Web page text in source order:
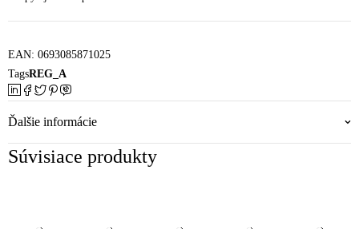
EAN: 0693085871025
TagsREG_A
Ďalšie informácie
Súvisiace produkty